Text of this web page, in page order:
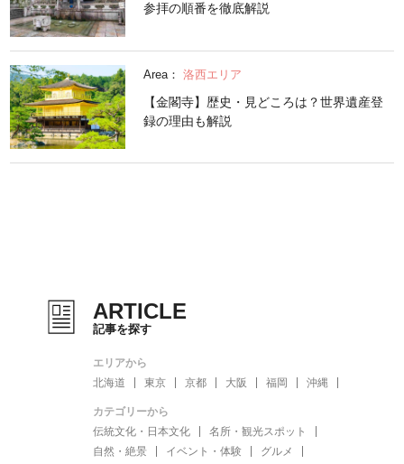
参拝の順番を徹底解説
Area： 洛西エリア
【金閣寺】歴史・見どころは？世界遺産登
録の理由も解説
ARTICLE
記事を探す
エリアから
北海道
東京 京都 大阪 福岡 沖縄
カテゴリーから
伝統文化・日本文化
名所・観光スポット
自然・絶景
イベント・体験
グルメ